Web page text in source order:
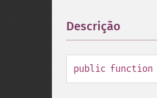
Descrição
public function